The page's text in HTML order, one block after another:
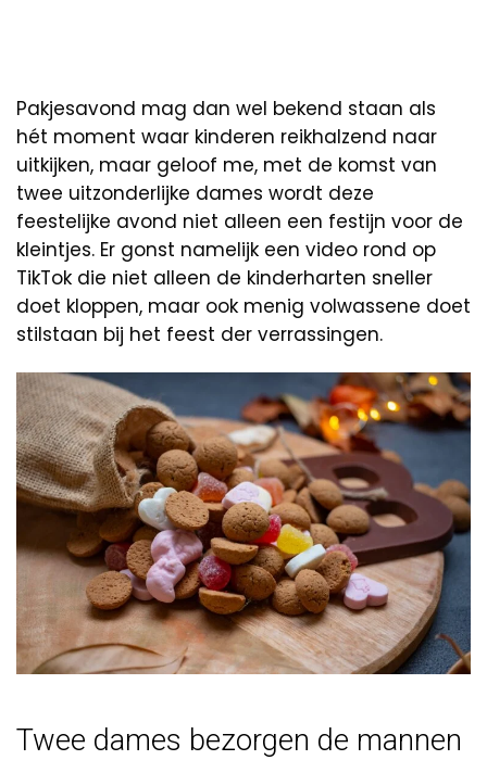
Pakjesavond mag dan wel bekend staan als
hét moment waar kinderen reikhalzend naar
uitkijken, maar geloof me, met de komst van
twee uitzonderlijke dames wordt deze
feestelijke avond niet alleen een festijn voor de
kleintjes. Er gonst namelijk een video rond op
TikTok die niet alleen de kinderharten sneller
doet kloppen, maar ook menig volwassene doet
stilstaan bij het feest der verrassingen.
Twee dames bezorgen de mannen